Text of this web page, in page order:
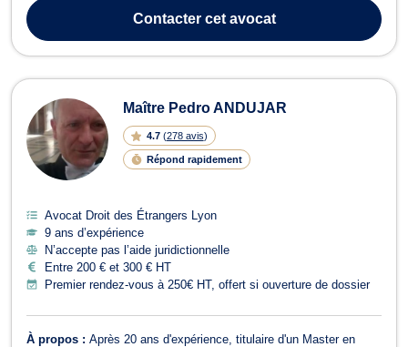
liées au droit public.En parallèle de ses études en droit public
réalisées à l’Uni...
Contactercet avocat
Maître Pedro ANDUJAR
4.7 (278 avis)
Répond rapidement
Avocat Droit des Étrangers Lyon
9 ans d’expérience
N’accepte pas l’aide juridictionnelle
Entre 200 € et 300 € HT
Premier rendez-vous à 250€ HT, offert si ouverture de dossier
À propos : Après 20 ans d'expérience, titulaire d'un Master en